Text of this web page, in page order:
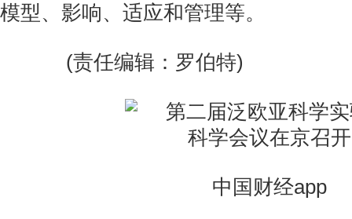
模型、影响、适应和管理等。
(责任编辑：罗伯特)
中国财经app